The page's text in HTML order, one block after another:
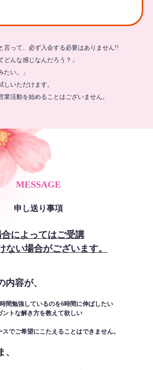
言って、必ず入会する必要はありません!!
どんな感じなんだろう？」
たい。」
いただけます。
活動を始めることはございません。
MESSAGE
申し送り事項
によってはご受講
ない場合がございます。
内容が、
間勉強しているのを6時間に伸ばしたい
ントな解き方を教えて欲しい
でご希望にこたえることはできません。